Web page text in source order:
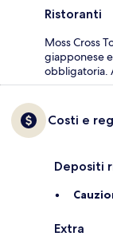
Ristoranti
Moss Cross
giapponese
obbligatoria.
Costi e
Depositi
Extra